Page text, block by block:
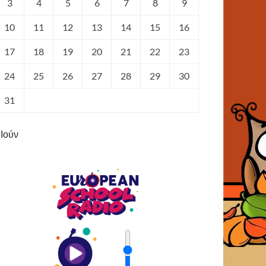
3 4 5 6 7 8 9
10 11 12 13 14 15 16
17 18 19 20 21 22 23
24 25 26 27 28 29 30
31